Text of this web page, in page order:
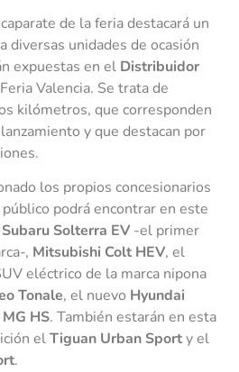
de la feria destacará un
diversas unidades de ocasión
expuestas en el Distribuidor
Valencia. Se trata de
kilómetros, que corresponden
y que destacan por
los propios concesionarios
podrá encontrar en este
Subaru Solterra EV -el primer
, Mitsubishi Colt HEV, el
eléctrico de la marca nipona
Tonale, el nuevo Hyundai
MG HS. También estarán en esta
elTiguan Urban Sporty el
.